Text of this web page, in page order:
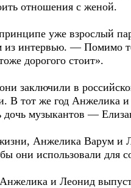
отношения с женой.
уже взрослый
из интервью. — Помимо
дорогого стоит».
заключили в
В тот же год Анжелика
дочь музыкантов —
Анжелика Варум и
они использовали для
Анжелика и Леонид